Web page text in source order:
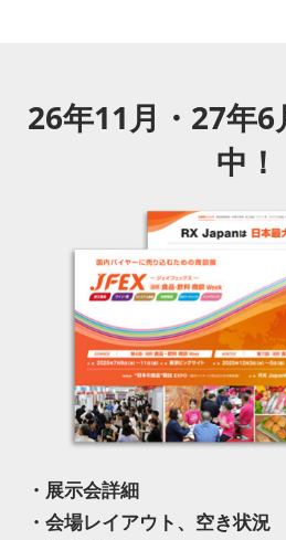
26年11月・27年6
中！
・展示会詳細
・会場レイアウト、空き状況